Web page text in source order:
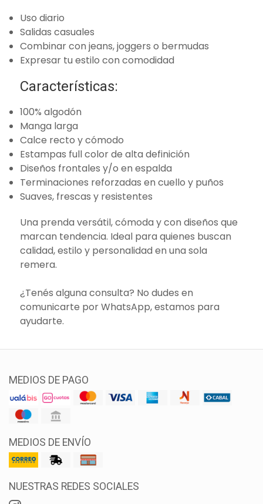
Uso diario
Salidas casuales
Combinar con jeans, joggers o bermudas
Expresar tu estilo con comodidad
Características:
100% algodón
Manga larga
Calce recto y cómodo
Estampas full color de alta definición
Diseños frontales y/o en espalda
Terminaciones reforzadas en cuello y puños
Suaves, frescas y resistentes
Una prenda versátil, cómoda y con diseños que
marcan tendencia. Ideal para quienes buscan
calidad, estilo y personalidad en una sola
remera.
¿Tenés alguna consulta? No dudes en
comunicarte por WhatsApp, estamos para
ayudarte.
MEDIOS DE PAGO
MEDIOS DE ENVÍO
NUESTRAS REDES SOCIALES